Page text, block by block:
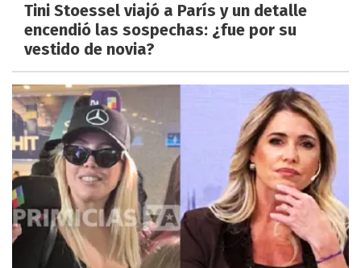
Tini Stoessel viajó a París y un detalle
encendió las sospechas: ¿fue por su
vestido de novia?